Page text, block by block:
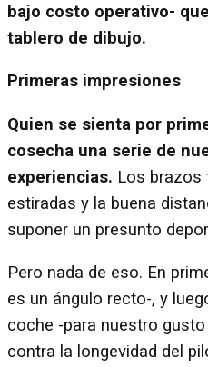
bajo costo operativo-
tablero de dibujo.
Primeras impresiones
Quien se sienta por
cosecha una serie de
experiencias. Los brazos
estiradas y la buena
suponer un presunto
Pero nada de eso. En
es un ángulo recto-, y
coche -para nuestro
contra la longevidad del